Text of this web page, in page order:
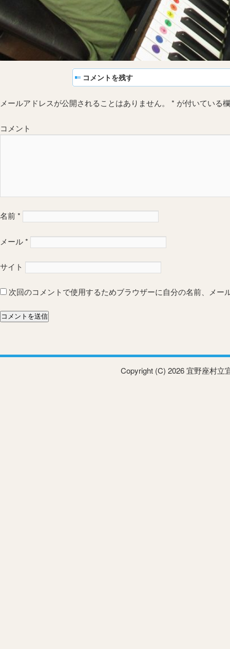
コメントを残す
メールアドレスが公開されることはありません。 * が付いている
コメント
名前*
メール*
サイト
次回のコメントで使用するためブラウザーに自分の名前、メー
Copyright (C) 2026 宜野座村立